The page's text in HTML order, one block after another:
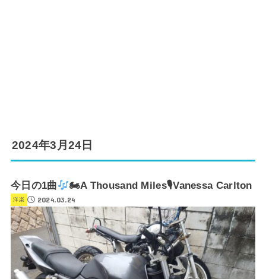
2024年3月24日
今日の1曲 🏍A Thousand Miles🎙Vanessa Carlton
洋楽 2024.03.24